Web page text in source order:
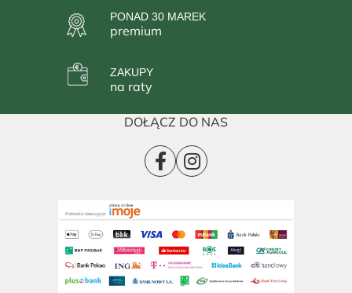
PONAD 30 MAREK
premium
ZAKUPY
na raty
DOŁĄCZ DO NAS